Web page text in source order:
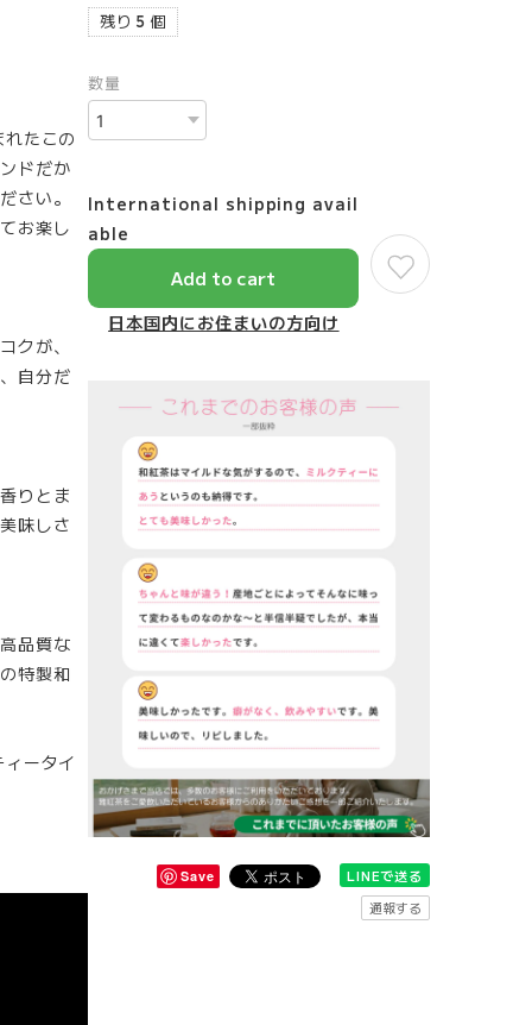
たこの
ドだか
さい。
お楽し
クが、
自分だ
りとま
味しさ
品質な
特製和
ータイ
残り 5 個
数量
International shipping avail
able
Add to cart
日本国内にお住まいの方向け
Save
LINEで送る
通報する